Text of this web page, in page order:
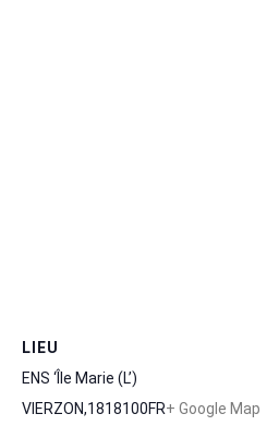
LIEU
ENS ‘Île Marie (L’)
VIERZON,1818100FR+ Google Map